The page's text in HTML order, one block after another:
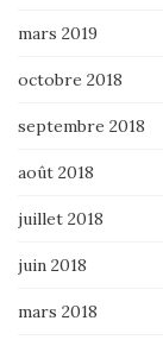
mars 2019
octobre 2018
septembre 2018
août 2018
juillet 2018
juin 2018
mars 2018